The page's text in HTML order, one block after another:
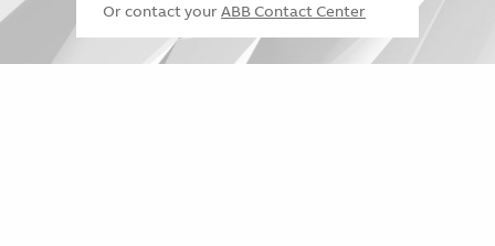
Or contact your ABB Contact Center